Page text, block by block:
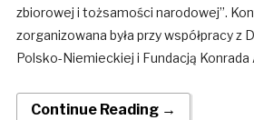
zbiorowej i tożsamości narodowej”.
zorganizowana była przy współpracy z
Polsko-Niemieckiej i Fundacją Konrada
Continue Reading →